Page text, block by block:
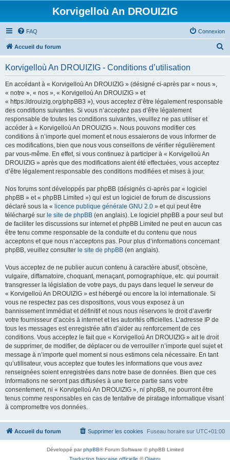
Korvigelloù An DROUIZIG
FAQ Connexion
Accueil du forum
Korvigelloù An DROUIZIG - Conditions d’utilisation
En accédant à « Korvigelloù An DROUIZIG » (désigné ci-après par « nous »,
« notre », « nos », « Korvigelloù An DROUIZIG » et
« https://drouizig.org/phpBB3 »), vous acceptez d’être légalement responsable
des conditions suivantes. Si vous n’acceptez pas d’être légalement
responsable de toutes les conditions suivantes, veuillez ne pas utiliser et
accéder à « Korvigelloù An DROUIZIG ». Nous pouvons modifier ces
conditions à n’importe quel moment et nous essaierons de vous informer de
ces modifications, bien que nous vous conseillons de vérifier régulièrement
par vous-même. En effet, si vous continuez à participer à « Korvigelloù An
DROUIZIG » après que des modifications aient été effectuées, vous acceptez
d’être légalement responsable des conditions modifiées et mises à jour.
Nos forums sont développés par phpBB (désignés ci-après par « logiciel
phpBB » et « phpBB Limited ») qui est un logiciel de forum de discussions
déclaré sous la « licence publique générale GNU 2.0 » et qui peut être
téléchargé sur le site de phpBB (en anglais). Le logiciel phpBB a pour seul but
de faciliter les discussions sur internet et phpBB Limited ne peut en aucun cas
être tenu comme responsable de la conduite et du contenu que nous
acceptons et que nous n’acceptons pas. Pour plus d’informations concernant
phpBB, veuillez consulter le site de phpBB (en anglais).
Vous acceptez de ne publier aucun contenu à caractère abusif, obscène,
vulgaire, diffamatoire, choquant, menaçant, pornographique, etc. qui pourrait
transgresser la législation de votre pays, du pays dans lequel le serveur de
« Korvigelloù An DROUIZIG » est hébergé ou encore la loi internationale. Si
vous ne respectez pas ces dispositions, vous vous exposez à un
bannissement immédiat et définitif et nous nous réservons le droit d’avertir
votre fournisseur d’accès à internet et les autorités officielles. L’adresse IP de
tous les messages est enregistrée afin d’aider au renforcement de ces
conditions. Vous acceptez le fait que « Korvigelloù An DROUIZIG » ait le droit
de supprimer, de modifier, de déplacer ou de verrouiller n’importe quel sujet et
message à n’importe quel moment si nous estimons cela nécessaire. En tant
qu’utilisateur, vous acceptez que toutes les informations que vous avez
renseignées soient enregistrées dans notre base de données. Bien que ces
informations ne seront pas diffusées à une tierce partie sans votre
consentement, ni « Korvigelloù An DROUIZIG », ni phpBB, ne pourront être
tenus comme responsables en cas de tentative de piratage informatique visant
à compromettre vos données.
Accueil du forum Fuseau horaire sur UTC+01:00
Supprimer les cookies
Développé parphpBB® Forum Software © phpBB Limited
Traduction française officielle ©Qiaeru